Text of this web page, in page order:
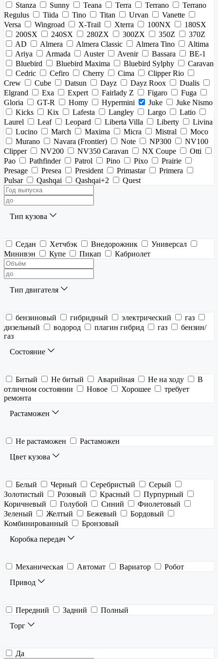
Stanza
Sunny Teana Terra Terrano
Terrano
Regulus
Tiida Tino Titan Urvan
Vanette
Versa
Wingroad X-Trail Xterra 100NX
180SX
200SX
240SX 280ZX 300ZX 350Z
370Z
AD
Almera Almera Classic Almera Tino
Altima
Ariya
Armada Auster Avenir Bassara
BE-1
Bluebird
Bluebird Maxima Bluebird Sylphy
Caravan
Cedric
Cefiro Cherry Cima
Clipper Rio
Crew
Cube Datsun Dayz Dayz Roox
Dualis
Elgrand
Exa Expert Fairlady Z Figaro
Fuga
Gloria
GT-R Homy Hypermini Juke
Juke Nismo
Kicks
Kix Lafesta Langley Largo
Latio
Laurel
Leaf Leopard Liberta Villa Liberty
Livina
Lucino
March Maxima Micra Mistral
Moco
Murano
Navara (Frontier) Note NP300
NV100
Clipper
NV200 NV350 Caravan NX Coupe
Otti
Pao
Pathfinder Patrol Pino Pixo
Prairie
Presage
Presea President Primastar
Primera
Pulsar
Qashqai Qashqai+2 Quest
Тип кузова
Седан Хетчбэк Внедорожник
Универсал
Минивэн
Купе Пикап Кабриолет
Тип двигателя
бензиновый гибридный электрический
газ
дизельный
водород плагин гибрид газ
бензин/
газ
Состояние
Битый Не битый Аварийная Не на ходу
В
отличном состоянии
Новое Хорошее
требует
ремонта
Растаможен
Не растаможен
Растаможен
Цвет кузова
Белый Черный Серебристый
Серый
Золотистый
Розовый Красный
Пурпурный
Коричневый
Голубой Синий
Фиолетовый
Зеленый
Желтый Бежевый
Бордовый
Комбинированный
Бронзовый
Коробка передач
Механическая Автомат Вариатор
Робот
Привод
Передний Задний
Полный
Торг
Да